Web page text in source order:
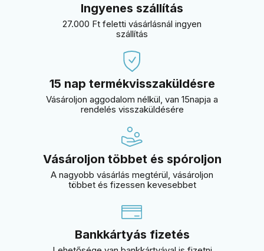
Ingyenes szállítás
27.000 Ft feletti vásárlásnál ingyen
szállítás
15 nap termékvisszaküldésre
Vásároljon aggodalom nélkül, van 15napja a
rendelés visszaküldésére
Vásároljon többet és spóroljon
A nagyobb vásárlás megtérül, vásároljon
többet és fizessen kevesebbet
Bankkártyás fizetés